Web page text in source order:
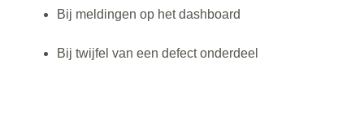
Bij meldingen op het dashboard
Bij twijfel van een defect onderdeel